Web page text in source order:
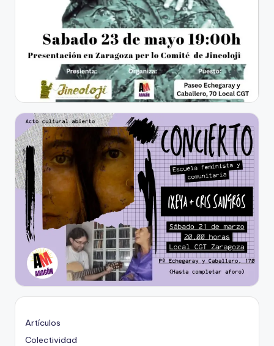
Artículos
Colectividad